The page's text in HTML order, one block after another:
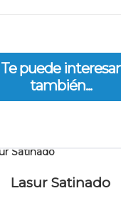
Te puede interesar
también...
Lasur Satinado